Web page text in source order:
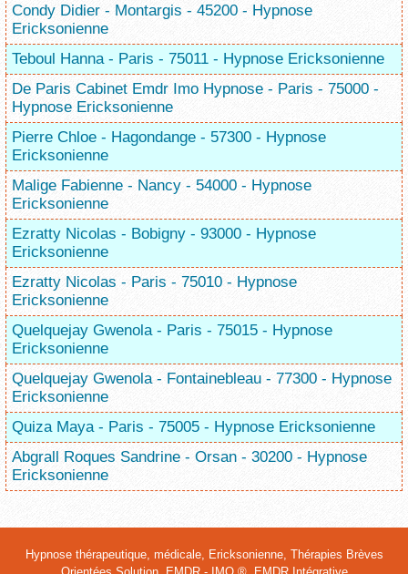
Condy Didier - Montargis - 45200 - Hypnose
Ericksonienne
Teboul Hanna - Paris - 75011 - Hypnose Ericksonienne
De Paris Cabinet Emdr Imo Hypnose - Paris - 75000 -
Hypnose Ericksonienne
Pierre Chloe - Hagondange - 57300 - Hypnose
Ericksonienne
Malige Fabienne - Nancy - 54000 - Hypnose
Ericksonienne
Ezratty Nicolas - Bobigny - 93000 - Hypnose
Ericksonienne
Ezratty Nicolas - Paris - 75010 - Hypnose
Ericksonienne
Quelquejay Gwenola - Paris - 75015 - Hypnose
Ericksonienne
Quelquejay Gwenola - Fontainebleau - 77300 - Hypnose
Ericksonienne
Quiza Maya - Paris - 75005 - Hypnose Ericksonienne
Abgrall Roques Sandrine - Orsan - 30200 - Hypnose
Ericksonienne
Hypnose thérapeutique, médicale, Ericksonienne, Thérapies Brèves